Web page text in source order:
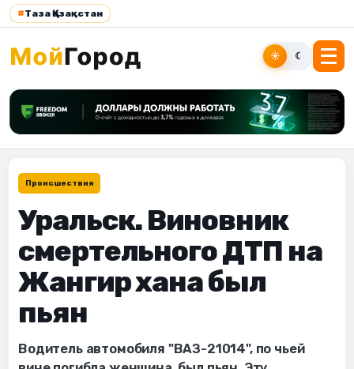
#Таза Қазақстан
☀ ☾
Происшествия
Уральск. Виновник
смертельного ДТП на
Жангир хана был
пьян
Водитель автомобиля "ВАЗ-21014", по чьей